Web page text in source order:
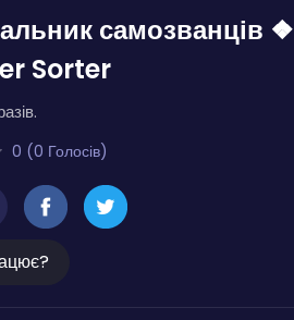
самозванців ❖
Sorter
0 (0 Голосів)